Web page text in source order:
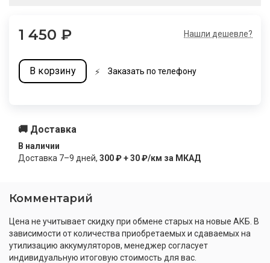
1 450 ₽ Нашли дешевле?
В корзину Заказать по телефону
🚚 Доставка
В наличии
Доставка 7–9 дней, 300 ₽ + 30 ₽/км за МКАД
Комментарий
Цена не учитывает скидку при обмене старых на новые АКБ. В
зависимости от количества приобретаемых и сдаваемых на
утилизацию аккумуляторов, менеджер согласует
индивидуальную итоговую стоимость для вас.